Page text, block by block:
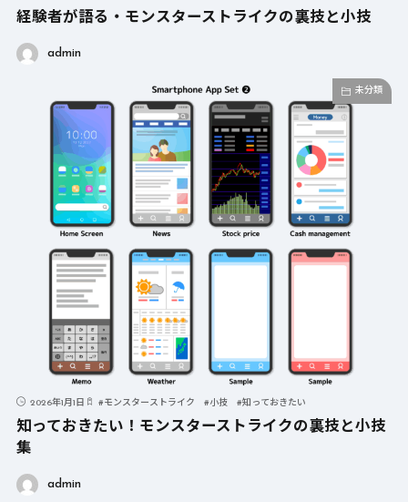
経験者が語る・モンスターストライクの裏技と小技
admin
未分類
2026年1月1日 #モンスターストライク #小技 #知っておきたい
知っておきたい！モンスターストライクの裏技と小技
集
admin